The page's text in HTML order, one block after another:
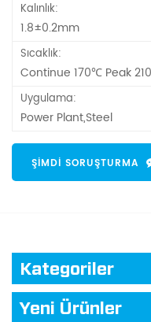
Kalınlık:
1.8±0.2mm
Sıcaklık:
Continue 170℃ Peak
Uygulama:
Power Plant,Steel
ŞIMDI SORUŞTURMA
Kategoriler
Yeni Ürünler